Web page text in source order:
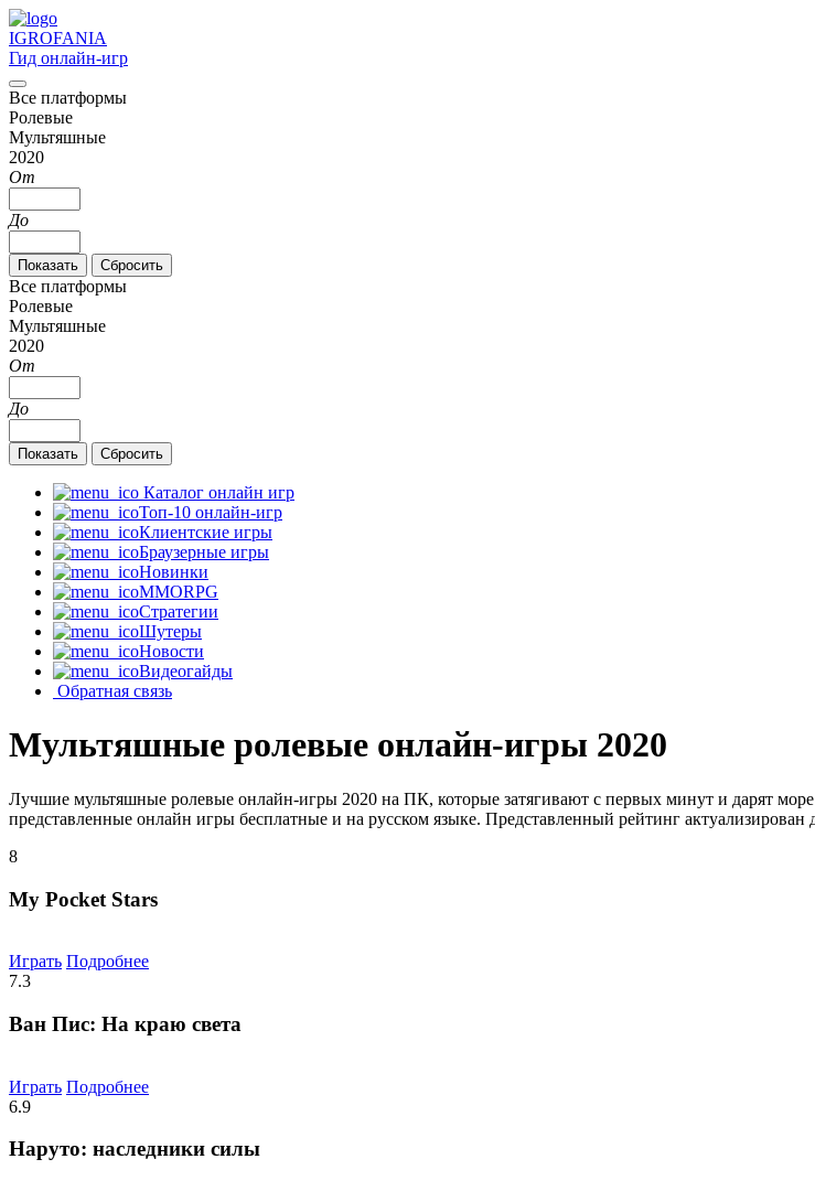
IGROFANIA
Гид онлайн-игр
Все платформы
Ролевые
Мультяшные
2020
От
До
Все платформы
Ролевые
Мультяшные
2020
От
До
Каталог онлайн игр
Топ-10 онлайн-игр
Клиентские игры
Браузерные игры
Новинки
MMORPG
Стратегии
Шутеры
Новости
Видеогайды
Обратная связь
Мультяшные ролевые онлайн-игры 2020
Лучшие мультяшные ролевые онлайн-игры 2020 на ПК, которые затягивают с первых минут и дарят
представленные онлайн игры бесплатные и на русском языке. Представленный рейтинг актуализирован
8
My Pocket Stars
Играть Подробнее
7.3
Ван Пис: На краю света
Играть Подробнее
6.9
Наруто: наследники силы